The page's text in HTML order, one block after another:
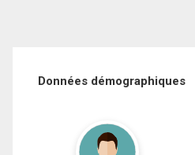
Données démographiques